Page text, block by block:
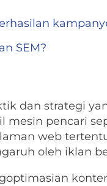
SEM?
dan strategi
pencari
web
oleh iklan